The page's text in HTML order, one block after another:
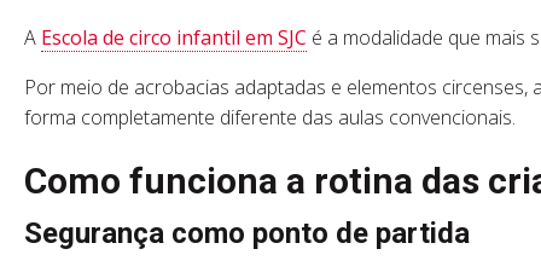
A Escola de circo infantil em SJC é a modalidade que mais
Por meio de acrobacias adaptadas e elementos
forma completamente diferente das aulas convencionais.
Como funciona a rotina das
Segurança como ponto de partida